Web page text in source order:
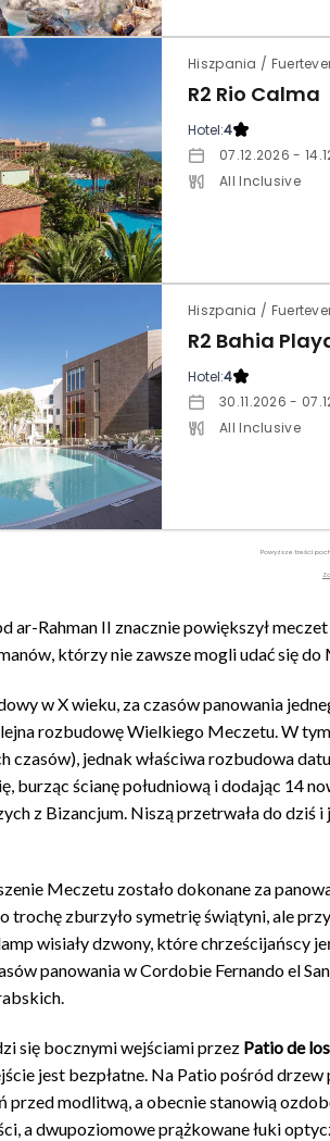
Hiszpania /
R2 Rio Calma
Hotel:4
07.12.2026 -
All Inclusive
Hiszpania /
R2 Bahia
Hotel:4
30.11.2026 -
All Inclusive
Powyższe treści
ar-Rahman II znacznie powiększył
którzy nie zawsze mogli udać się
w X wieku, za czasów panowania
rozbudowę Wielkiego Meczetu. W
czasów), jednak właściwa rozbudowa
burząc ścianę południową i dodając 14
z Bizancjum. Niszą przetrwała do
Meczetu zostało dokonane za
trochę zburzyło symetrię świątyni, ale
wisiały dzwony, które chrześcijańscy
panowania w Cordobie Fernando el
się bocznymi wejściami przez Patio de
jest bezpłatne. Na Patio pośród
przed modlitwą, a obecnie stanowią
a dwupoziomowe prążkowane łuki